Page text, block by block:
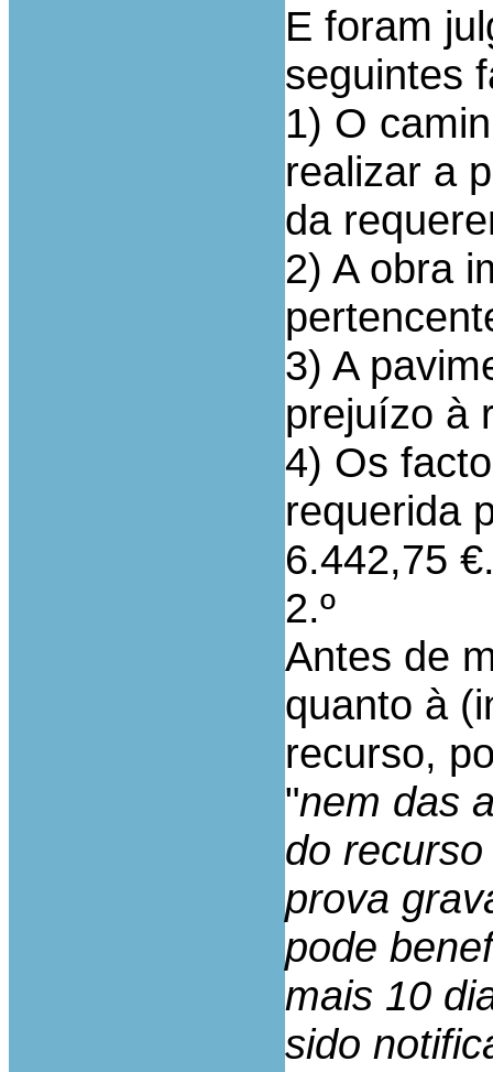
E foram
seguintes
1) O
realizar a
da
2) A obra
3) A
prejuízo à
4) Os
requerida
6.442,75
2.º
Antes de
quanto à
recurso,
"nem das
do
prova
pode
mais 10
sido